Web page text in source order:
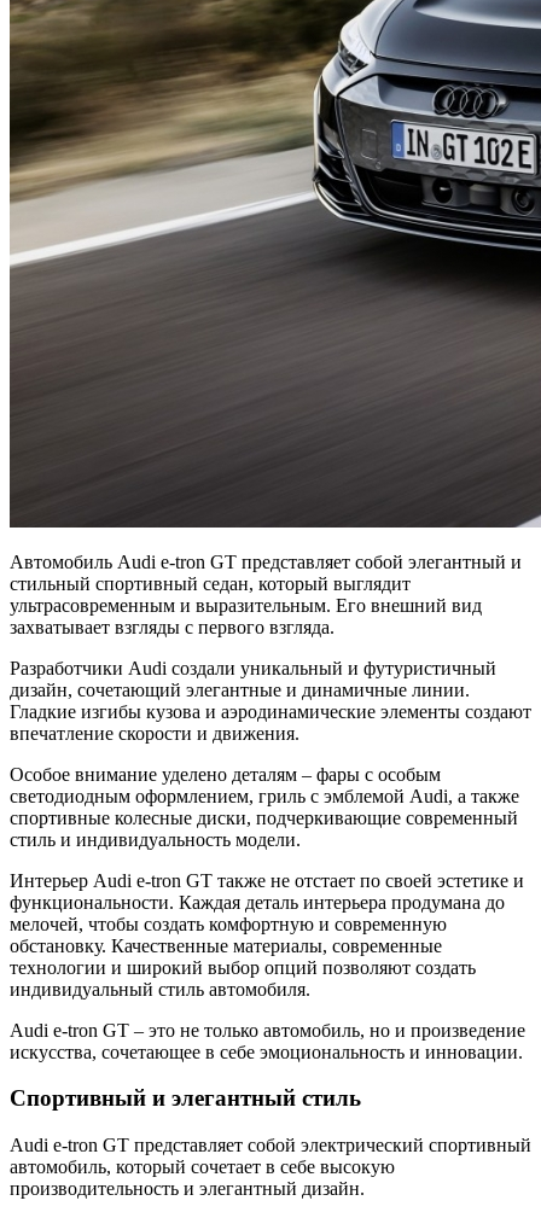
Автомобиль Audi e-tron GT представляет собой элегантный и
стильный спортивный седан, который выглядит
ультрасовременным и выразительным. Его внешний вид
захватывает взгляды с первого взгляда.
Разработчики Audi создали уникальный и футуристичный
дизайн, сочетающий элегантные и динамичные линии.
Гладкие изгибы кузова и аэродинамические элементы создают
впечатление скорости и движения.
Особое внимание уделено деталям – фары с особым
светодиодным оформлением, гриль с эмблемой Audi, а также
спортивные колесные диски, подчеркивающие современный
стиль и индивидуальность модели.
Интерьер Audi e-tron GT также не отстает по своей эстетике и
функциональности. Каждая деталь интерьера продумана до
мелочей, чтобы создать комфортную и современную
обстановку. Качественные материалы, современные
технологии и широкий выбор опций позволяют создать
индивидуальный стиль автомобиля.
Audi e-tron GT – это не только автомобиль, но и произведение
искусства, сочетающее в себе эмоциональность и инновации.
Спортивный и элегантный стиль
Audi e-tron GT представляет собой электрический спортивный
автомобиль, который сочетает в себе высокую
производительность и элегантный дизайн.